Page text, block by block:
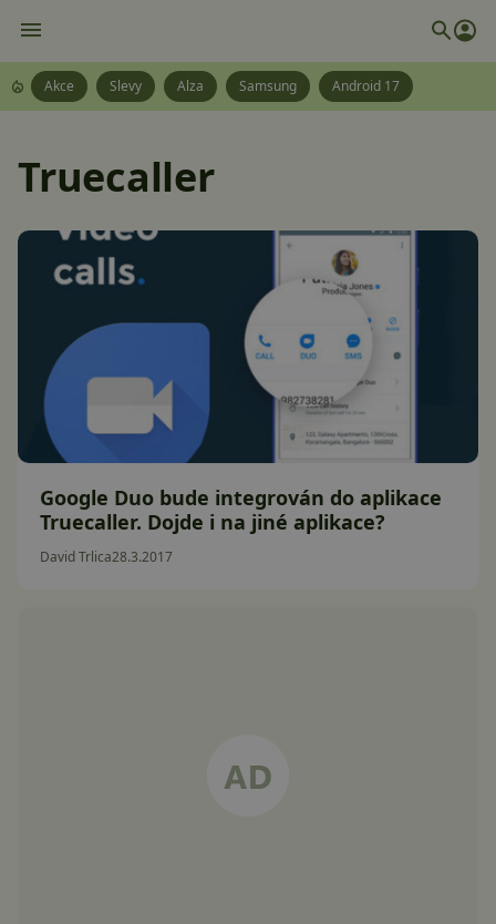
Akce Slevy Alza Samsung Android 17
Truecaller
Google Duo bude integrován do aplikace
Truecaller. Dojde i na jiné aplikace?
David Trlica28.3.2017